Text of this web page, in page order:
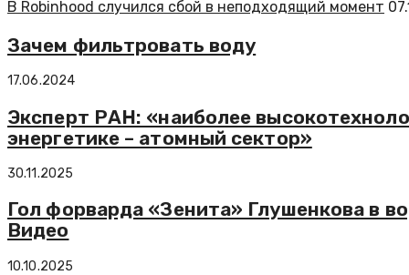
В Robinhood случился сбой в неподходящий момент
Зачем фильтровать воду
17.06.2024
Эксперт РАН: «наиболее
энергетике – атомный сектор»
30.11.2025
Гол форварда «Зенита» Глушенкова в
Видео
10.10.2025